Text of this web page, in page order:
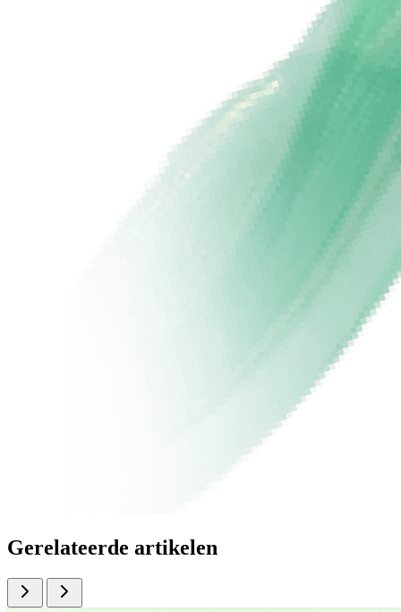
Gerelateerde artikelen